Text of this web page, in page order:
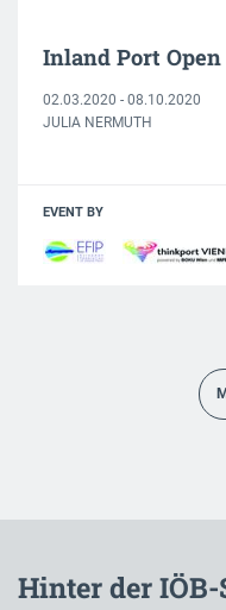
Inland Port
02.03.2020 - 08.10.2020
JULIA NERMUTH
EVENT BY
Hinter der